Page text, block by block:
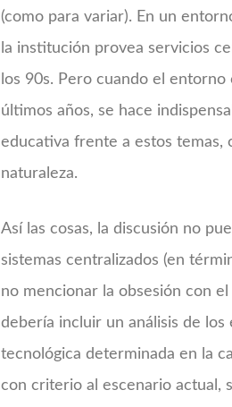
(como para variar). En un
la institución provea servicios
los 90s. Pero cuando el
últimos años, se hace
educativa frente a estos temas,
naturaleza.
Así las cosas, la discusión no
sistemas centralizados (en
no mencionar la obsesión con
debería incluir un análisis de
tecnológica determinada en la
con criterio al escenario actual,